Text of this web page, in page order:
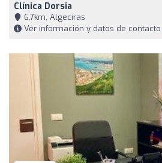
Clínica Dorsia
6,7km, Algeciras
Ver información y datos de contacto